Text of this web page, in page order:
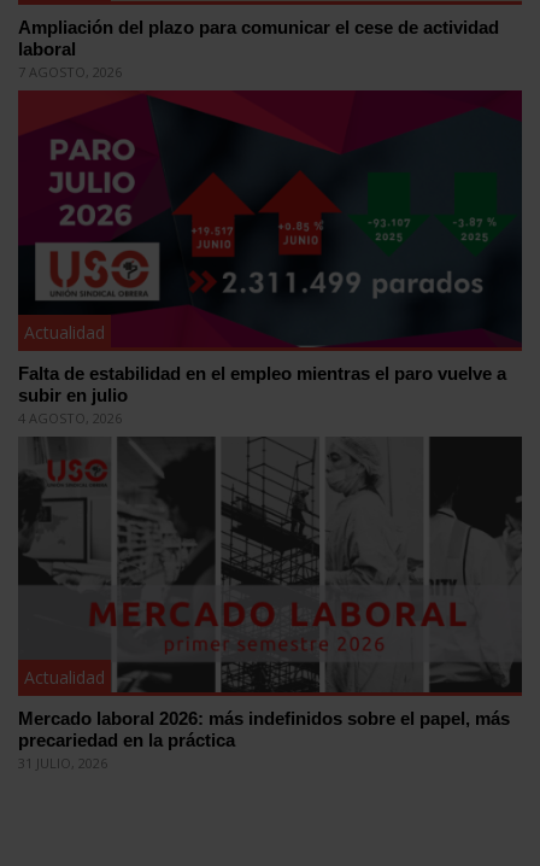
Ampliación del plazo para comunicar el cese de actividad
laboral
7 AGOSTO, 2026
Actualidad
Falta de estabilidad en el empleo mientras el paro vuelve a
subir en julio
4 AGOSTO, 2026
Actualidad
Mercado laboral 2026: más indefinidos sobre el papel, más
precariedad en la práctica
31 JULIO, 2026